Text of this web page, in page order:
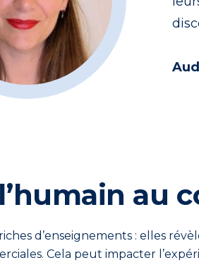
au
d’enseignements : elles
Cela peut impacter